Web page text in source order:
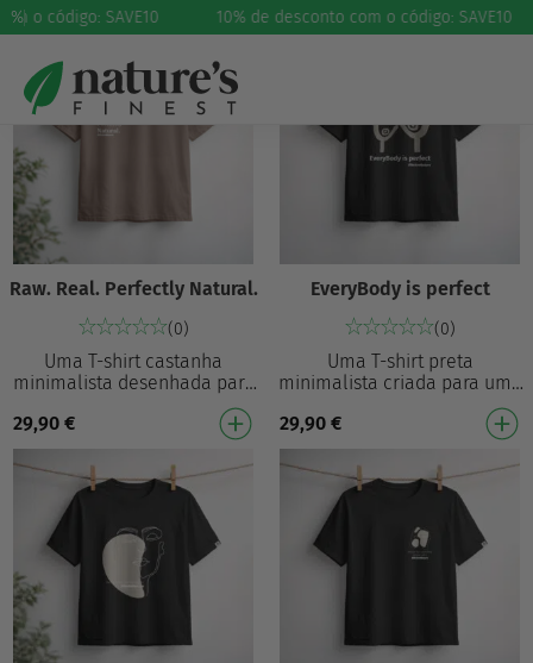
%o código: SAVE10 10% de desconto com o código: SAVE10
Raw. Real. Perfectly Natural.
(0)
Uma T-shirt castanha
minimalista desenhada para
um estilo diário sem esforço.
Com a frase “Raw. Real.
29,90€
EveryBody is perfect
(0)
Uma T-shirt preta
minimalista criada para uma
esforço. Com um gráfico
simples e abstrato de duas f…
29,90€